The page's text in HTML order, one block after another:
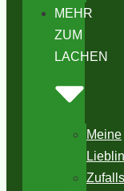
MEHR
ZUM
LACHEN
Meine